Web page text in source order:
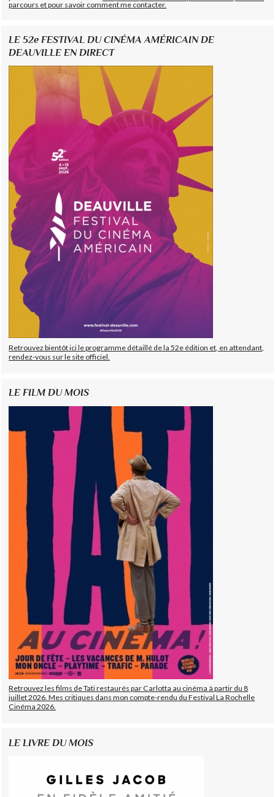
parcours et pour savoir comment me contacter.
LE 52e FESTIVAL DU CINÉMA AMÉRICAIN DE
DEAUVILLE EN DIRECT
Retrouvez bientôt ici le programme détaillé de la 52e édition et, en attendant,
rendez-vous sur le site officiel.
LE FILM DU MOIS
Retrouvez les films de Tati restaurés par Carlotta au cinéma à partir du 8
juillet 2026. Mes critiques dans mon compte-rendu du Festival La Rochelle
Cinéma 2026.
LE LIVRE DU MOIS